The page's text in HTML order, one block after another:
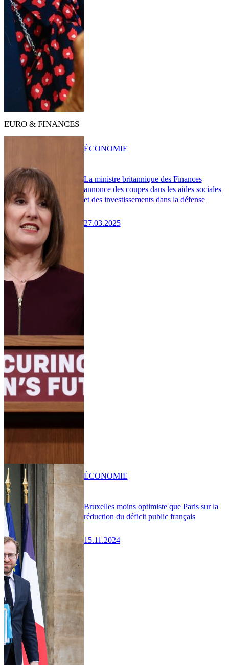
EURO & FINANCES
La ministre britannique des Finances
annonce des coupes dans les aides sociales
et des investissements dans la défense
27.03.2025
ÉCONOMIE
Bruxelles moins optimiste que Paris sur la
réduction du déficit public français
15.11.2024
ÉCONOMIE